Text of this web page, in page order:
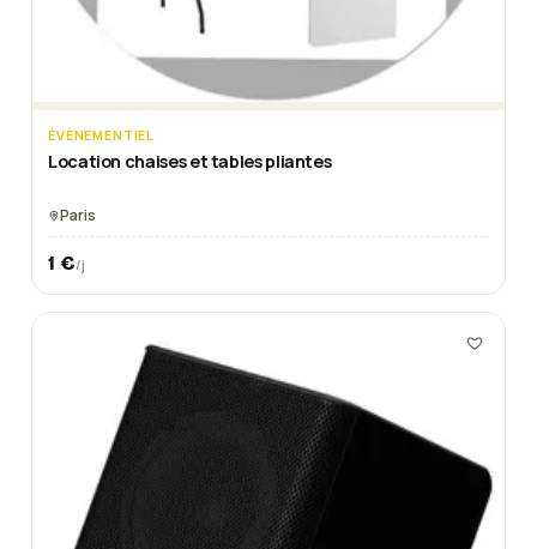
ÉVÈNEMENTIEL
Location chaises et tables pliantes
Paris
1 €/j